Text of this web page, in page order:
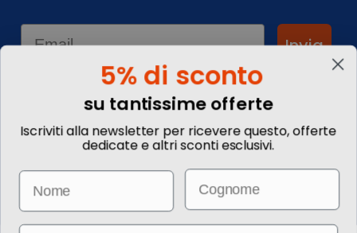
Informazioni
Come prenotare
Informazioni Legali
Email
Invia
5% di sconto
su tantissime offerte
Iscriviti alla newsletter per ricevere questo, offerte
dedicate e altri sconti esclusivi.
Name Email